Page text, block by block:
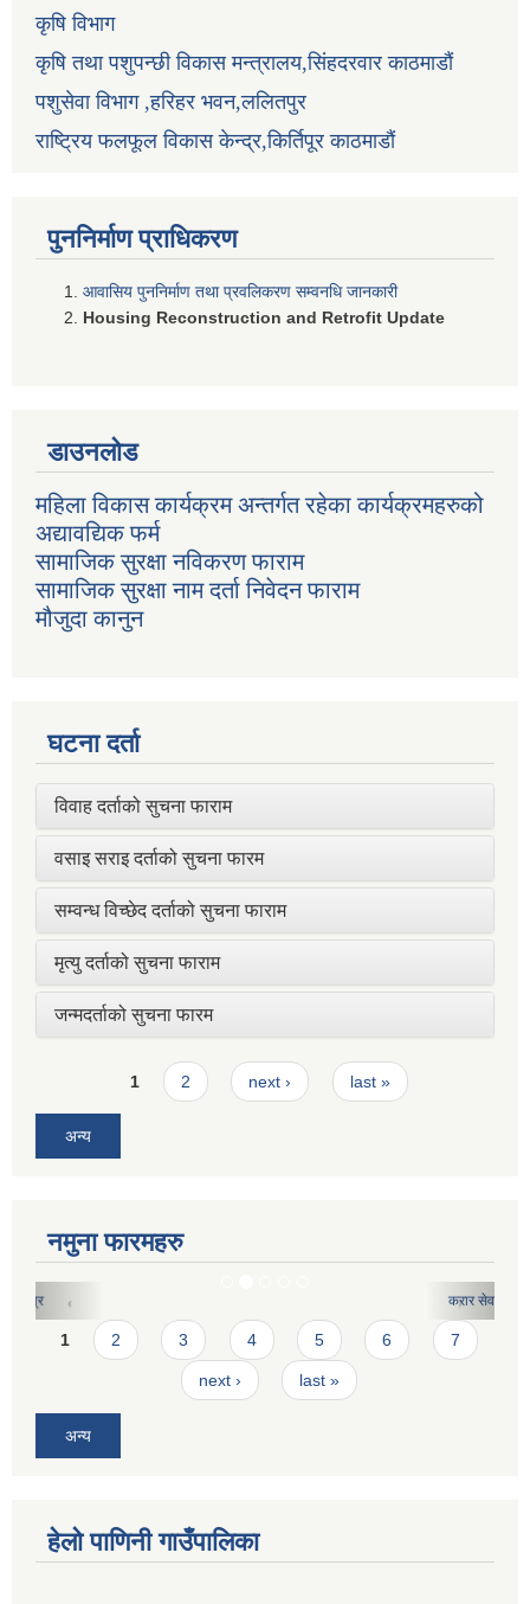
कृषि विभाग
कृषि तथा पशुपन्छी विकास मन्त्रालय,सिंहदरवार काठमाडौं
पशुसेवा विभाग ,हरिहर भवन,ललितपुर
राष्ट्रिय फलफूल विकास केन्द्र,किर्तिपूर काठमाडौं
पुननिर्माण प्राधिकरण
आवासिय पुननिर्माण तथा प्रवलिकरण सम्वनधि जानकारी
Housing Reconstruction and Retrofit Update
डाउनलोड
महिला विकास कार्यक्रम अन्तर्गत रहेका कार्यक्रमहरुको
अद्यावद्यिक फर्म
सामाजिक सुरक्षा नविकरण फाराम
सामाजिक सुरक्षा नाम दर्ता निवेदन फाराम
मौजुदा कानुन
घटना दर्ता
विवाह दर्ताको सुचना फाराम
वसाइ सराइ दर्ताको सुचना फारम
सम्वन्ध विच्छेद दर्ताको सुचना फाराम
मृत्यु दर्ताको सुचना फाराम
जन्मदर्ताको सुचना फारम
Pages1 2 next › last »
अन्य
नमुना फारमहरु
करार सेवाको लागि दरखास्त फारमः
Pages
1 2 3 4 5 6 7
next › last »
अन्य
हेलो पाणिनी गाउँपालिका